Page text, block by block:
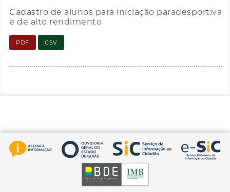
Cadastro de alunos para iniciação paradesportiva
e de alto rendimento
PDF CSV